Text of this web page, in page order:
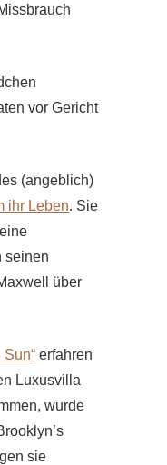
vor Gericht
(angeblich)
ihr Leben. Sie
seinen
über
erfahren
Luxusvilla
wurde
sie